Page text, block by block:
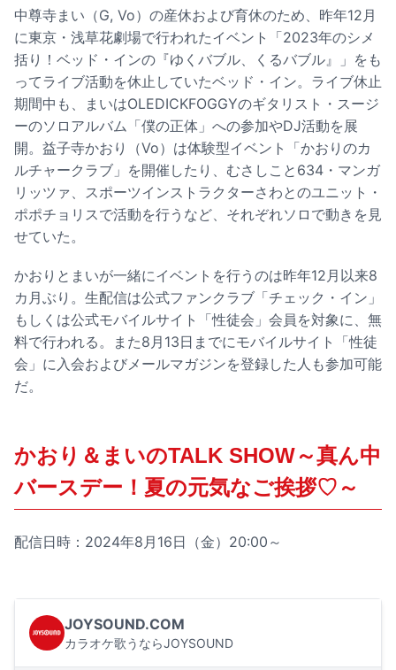
中尊寺まい（G, Vo）の産休および育休のため、昨年12月
に東京・浅草花劇場で行われたイベント「2023年のシメ
括り！ベッド・インの『ゆくバブル、くるバブル』」をも
ってライブ活動を休止していたベッド・イン。ライブ休止
期間中も、まいはOLEDICKFOGGYのギタリスト・スージ
ーのソロアルバム「僕の正体」への参加やDJ活動を展
開。益子寺かおり（Vo）は体験型イベント「かおりのカ
ルチャークラブ」を開催したり、むさしこと634・マンガ
リッツァ、スポーツインストラクターさわとのユニット・
ポポチョリスで活動を行うなど、それぞれソロで動きを見
せていた。
かおりとまいが一緒にイベントを行うのは昨年12月以来8
カ月ぶり。生配信は公式ファンクラブ「チェック・イン」
もしくは公式モバイルサイト「性徒会」会員を対象に、無
料で行われる。また8月13日までにモバイルサイト「性徒
会」に入会およびメールマガジンを登録した人も参加可能
だ。
かおり＆まいのTALK SHOW～真ん中
バースデー！夏の元気なご挨拶♡～
配信日時：2024年8月16日（金）20:00～
JOYSOUND.COM
カラオケ歌うならJOYSOUND